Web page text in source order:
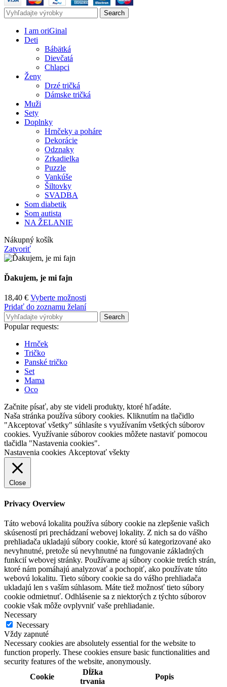
Search
I am oriGinal
Deti
Bábätká
Dievčatá
Chlapci
Ženy
Drzé tričká
Dámske tričká
Muži
Sety
Doplnky
Hrnčeky a poháre
Dekorácie
Odznaky
Zrkadielka
Puzzle
Vankúše
Šiltovky
SVADBA
Som diabetik
Som autista
NA ŽELANIE
Nákupný košík
Zatvoriť
Ďakujem, je mi fajn
18,40 € Vyberte možnosti
Pridať do zoznamu želaní
Search
Popular requests:
Hrnček
Tričko
Panské tričko
Set
Mama
Oco
Začnite písať, aby ste videli produkty, ktoré hľadáte.
Naša stránka používa súbory cookies. Kliknutím na tlačidlo
"Akceptovať všetky" súhlasíte s využívaním všetkých súborov
cookies. Využívanie súborov cookies môžete nastaviť pomocou
tlačidla "Nastavenia cookies".
Nastavenia cookies Akceptovať všekty
Close
Privacy Overview
Táto webová lokalita používa súbory cookie na zlepšenie vašich
skúseností pri prechádzaní webovej lokality. Z nich sa do vášho
prehliadača ukladajú súbory cookie, ktoré sú kategorizované ako
nevyhnutné, pretože sú nevyhnutné na fungovanie základných
funkcií webovej stránky. Používame aj súbory cookie tretích strán,
ktoré nám pomáhajú analyzovať a pochopiť, ako používate túto
webovú lokalitu. Tieto súbory cookie sa do vášho prehliadača
ukladajú len s vaším súhlasom. Máte tiež možnosť tieto súbory
cookie odmietnuť. Odhlásenie sa z niektorých z týchto súborov
cookie však môže ovplyvniť vaše prehliadanie.
Necessary
Necessary
Vždy zapnuté
Necessary cookies are absolutely essential for the website to
function properly. These cookies ensure basic functionalities and
security features of the website, anonymously.
Cookie
Dĺžka
trvania
Popis